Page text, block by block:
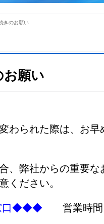
きのお願い
お願い
わられた際は、お
、弊社からの重要
ください。
口◆◆◆ 営業時間